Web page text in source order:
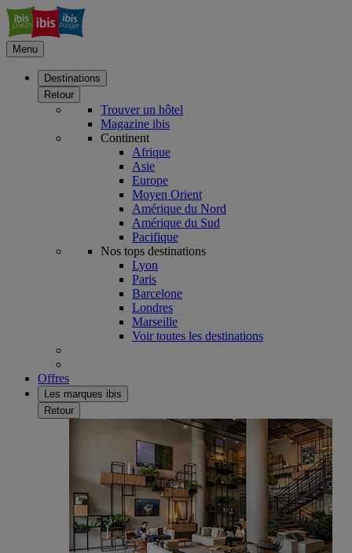
Menu
Destinations
Retour
Trouver un hôtel
Magazine ibis
Continent
Afrique
Asie
Europe
Moyen Orient
Amérique du Nord
Amérique du Sud
Pacifique
Nos tops destinations
Lyon
Paris
Barcelone
Londres
Marseille
Voir toutes les destinations
Offres
Les marques ibis
Retour